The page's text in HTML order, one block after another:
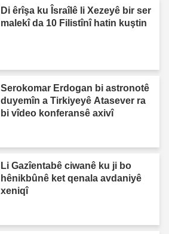
Di êrîşa ku Îsraîlê li Xezeyê bir ser
malekî da 10 Filistînî hatin kuştin
Serokomar Erdogan bi astronotê
duyemîn a Tirkiyeyê Atasever ra
bi vîdeo konferansê axivî
Li Gazîentabê ciwanê ku ji bo
hênikbûnê ket qenala avdaniyê
xeniqî